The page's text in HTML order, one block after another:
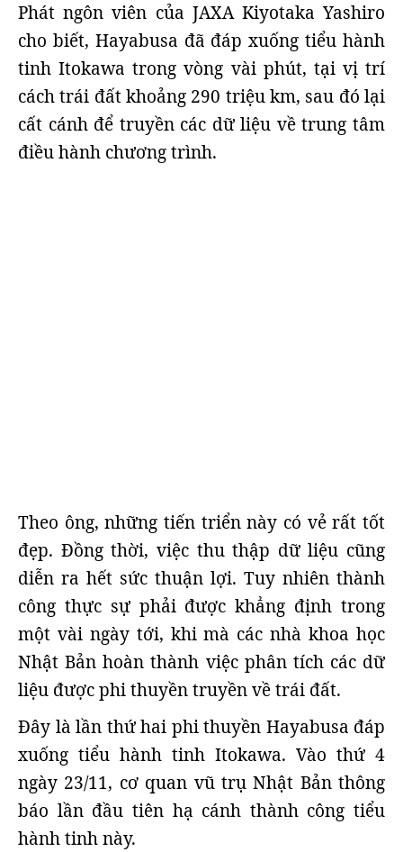
Phát ngôn viên của JAXA Kiyotaka Yashiro
cho biết, Hayabusa đã đáp xuống tiểu hành
tinh Itokawa trong vòng vài phút, tại vị trí
cách trái đất khoảng 290 triệu km, sau đó lại
cất cánh để truyền các dữ liệu về trung tâm
điều hành chương trình.
Theo ông, những tiến triển này có vẻ rất tốt
đẹp. Đồng thời, việc thu thập dữ liệu cũng
diễn ra hết sức thuận lợi. Tuy nhiên thành
công thực sự phải được khẳng định trong
một vài ngày tới, khi mà các nhà khoa học
Nhật Bản hoàn thành việc phân tích các dữ
liệu được phi thuyền truyền về trái đất.
Đây là lần thứ hai phi thuyền Hayabusa đáp
xuống tiểu hành tinh Itokawa. Vào thứ 4
ngày 23/11, cơ quan vũ trụ Nhật Bản thông
báo lần đầu tiên hạ cánh thành công tiểu
hành tinh này.